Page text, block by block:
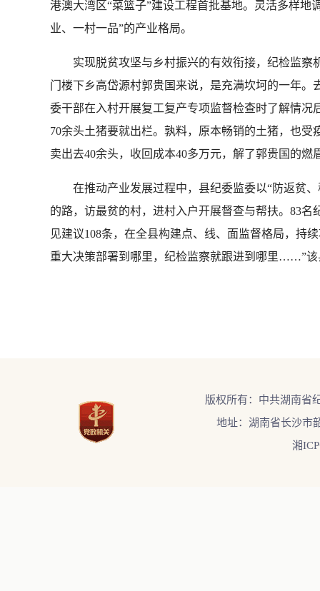
港澳大湾区“菜篮子”建设工程首批基地。灵活多样
业、一村一品”的产业格局。
实现脱贫攻坚与乡村振兴的有效衔接，纪检监察
门楼下乡高岱源村郭贵国来说，是充满坎坷的一年
委干部在入村开展复工复产专项监督检查时了解情况
70余头土猪要就出栏。孰料，原本畅销的土猪，也
卖出去40余头，收回成本40多万元，解了郭贵国的燃
在推动产业发展过程中，县纪委监委以“防返贫、
的路，访最贫的村，进村入户开展督查与帮扶。83
见建议108条，在全县构建点、线、面监督格局，持
重大决策部署到哪里，纪检监察就跟进到哪里……”
版权所有：中共湖南省
地址：湖南省长沙市
湘